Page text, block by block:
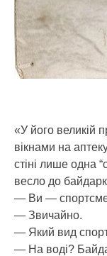
«У його великій
вікнами на
стіні лише одна
весло до
— Ви —
— Звичайно.
— Який вид
— На воді?